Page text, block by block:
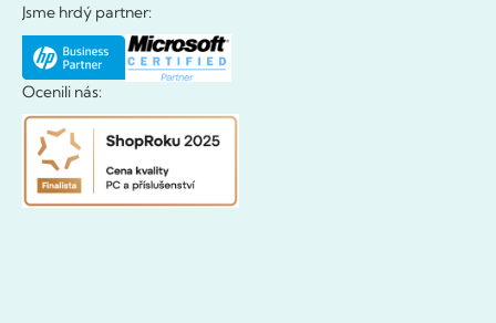
Jsme hrdý partner:
Ocenili nás: